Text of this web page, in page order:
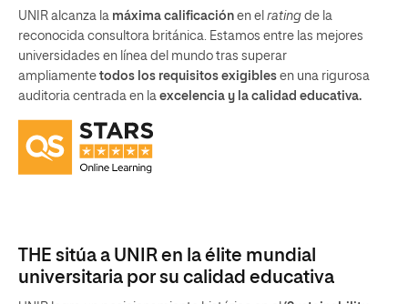
UNIR alcanza la máxima calificación en el rating de la
reconocida consultora británica. Estamos entre las mejores
universidades en línea del mundo tras superar
ampliamente todos los requisitos exigibles en una rigurosa
auditoria centrada en la excelencia y la calidad educativa.
THE sitúa a UNIR en la élite mundial
universitaria por su calidad educativa